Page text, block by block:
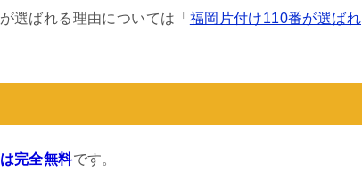
選ばれる理由については「 福岡片付け110番が選ばれ
完全無料です。